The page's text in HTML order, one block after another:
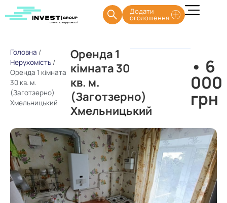
Додати
оголошення
Головна /
Нерухомість /
Оренда 1 кімната
30 кв. м.
(Заготзерно)
Хмельницький
Оренда 1
кімната 30
кв. м.
(Заготзерно)
Хмельницький
• 6
000
грн